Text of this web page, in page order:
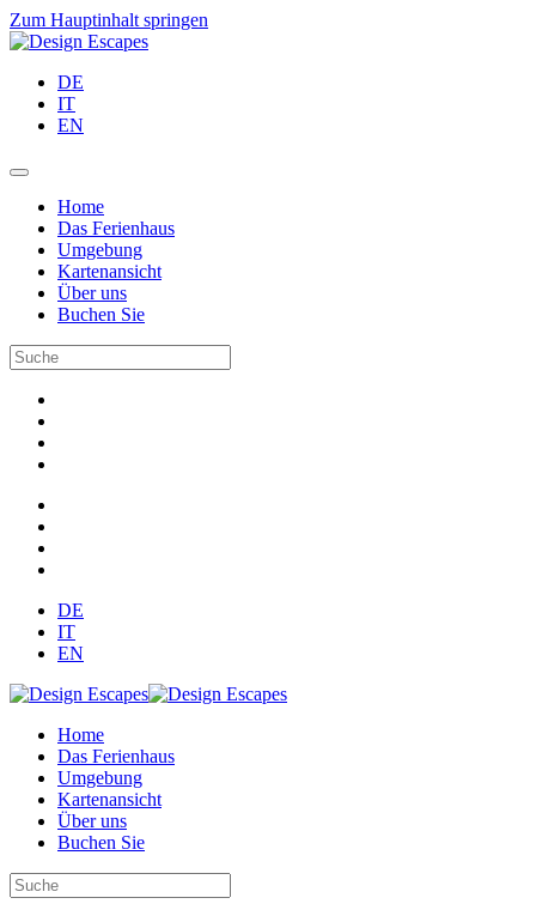
Zum Hauptinhalt springen
DE
IT
EN
Home
Das Ferienhaus
Umgebung
Kartenansicht
Über uns
Buchen Sie
DE
IT
EN
Home
Das Ferienhaus
Umgebung
Kartenansicht
Über uns
Buchen Sie